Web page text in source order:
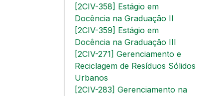
[2CIV-358] Estágio em
Docência na Graduação II
[2CIV-359] Estágio em
Docência na Graduação III
[2CIV-271] Gerenciamento e
Reciclagem de Resíduos Sólidos
Urbanos
[2CIV-283] Gerenciamento na